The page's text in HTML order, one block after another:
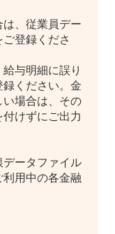
、従業員デー
登録くださ
与明細に誤り
ください。金
場合は、その
けずにご出力
データファイル
用中の各金融